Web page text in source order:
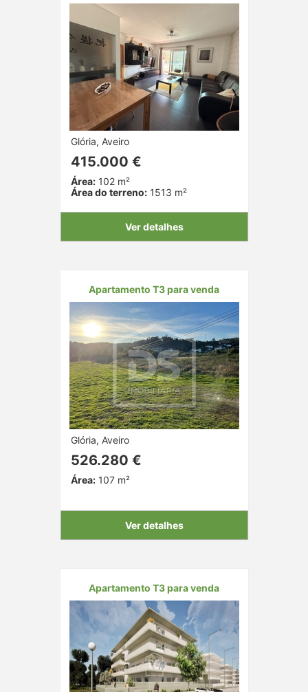
Glória, Aveiro
415.000 €
Área:102 m²
Área do terreno:1513 m²
Ver detalhes
Apartamento T3 para venda
Glória, Aveiro
526.280 €
Área:107 m²
Ver detalhes
Apartamento T3 para venda